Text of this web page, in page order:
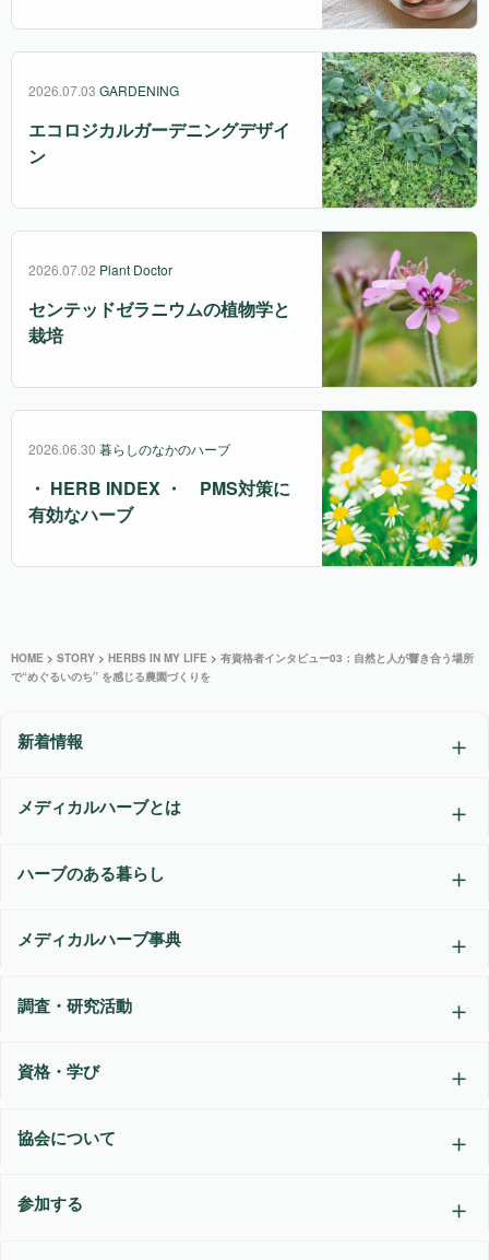
2026.07.03 GARDENING
エコロジカルガーデニングデザイ
ン
2026.07.02 Plant Doctor
センテッドゼラニウムの植物学と
栽培
2026.06.30 暮らしのなかのハーブ
・ HERB INDEX ・ PMS対策に
有効なハーブ
HOME > STORY > HERBS IN MY LIFE > 有資格者インタビュー03：自然と人が響き合う場所
で“めぐるいのち” を感じる農園づくりを
新着情報
メディカルハーブとは
ハーブのある暮らし
メディカルハーブ事典
調査・研究活動
資格・学び
協会について
参加する